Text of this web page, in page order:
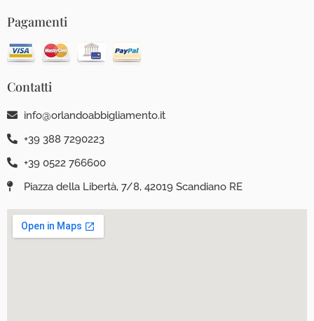
Pagamenti
Contatti
info@orlandoabbigliamento.it
+39 388 7290223
+39 0522 766600
Piazza della Libertà, 7/8, 42019 Scandiano RE